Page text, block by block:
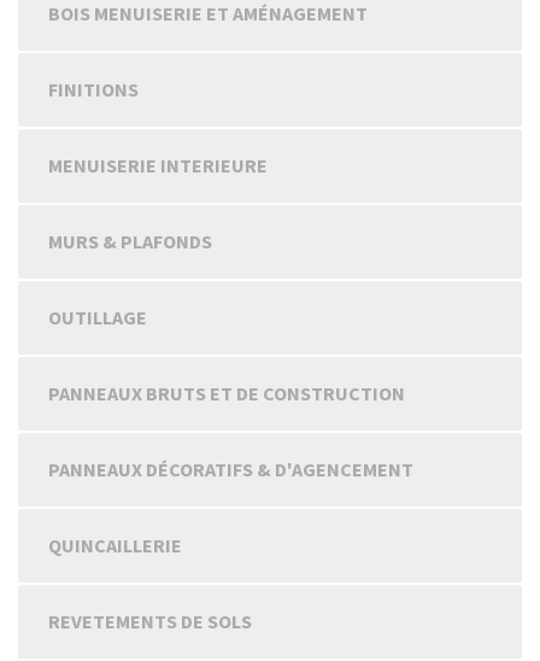
BOIS MENUISERIE ET AMÉNAGEMENT
FINITIONS
MENUISERIE INTERIEURE
MURS & PLAFONDS
OUTILLAGE
PANNEAUX BRUTS ET DE CONSTRUCTION
PANNEAUX DÉCORATIFS & D'AGENCEMENT
QUINCAILLERIE
REVETEMENTS DE SOLS